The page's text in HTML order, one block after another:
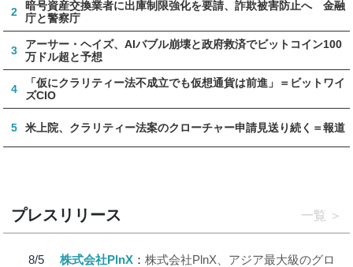
2
暗号資産交換業者に出庫制限強化を要請、詐欺被害防止へ 金融
庁と警察庁
3
アーサー・ヘイズ、AIバブル崩壊と政府救済でビットコイン100
万ドル超と予想
4
「仮にクラリティー法不成立でも仮想通貨は前進」＝ビットワイ
ズCIO
5 米上院、クラリティー法案のクローチャー申請見送り続く＝報道
プレスリリース 一覧
8/5
株式会社PlnX
株式会社PlnX、アジア最大級のグロ